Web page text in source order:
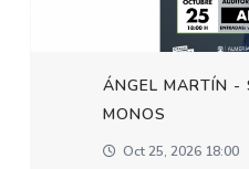
ÁNGEL MARTÍN -
MONOS
Oct 25, 2026 18:00